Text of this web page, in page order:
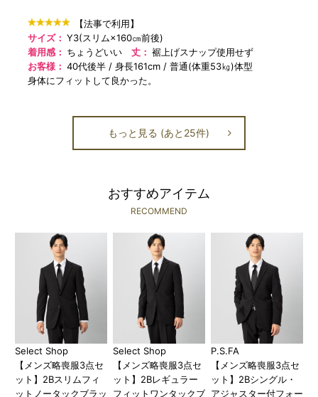
【法事で利用】
サイズ：Y3(スリム×160㎝前後)
着用感： ちょうどいい 丈：裾上げスナップ使用せず
お客様：40代後半 身長161cm
普通(体重53㎏)体型
身体にフィットして良かった。
もっと見る (あと25件)
おすすめアイテム
RECOMMEND
Select Shop
【メンズ略喪服3点セ
ット】2Bスリムフィ
ットノータックブラッ
Select Shop
【メンズ略喪服3点セ
ット】2Bレギュラー
フィットワンタックブ
P.S.FA
【メンズ略喪服3点セ
ット】2Bシングル・
アジャスター付フォー